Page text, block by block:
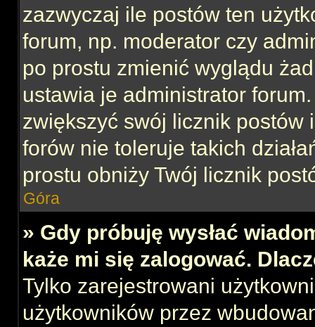
zazwyczaj ile postów ten
forum, np. moderator czy
po prostu zmienić wyglądu
ustawia je administrator
zwiększyć swój licznik postów
forów nie toleruje takich
prostu obniży Twój licznik
Góra
» Gdy próbuję wysłać
każe mi się zalogować.
Tylko zarejestrowani
użytkowników przez